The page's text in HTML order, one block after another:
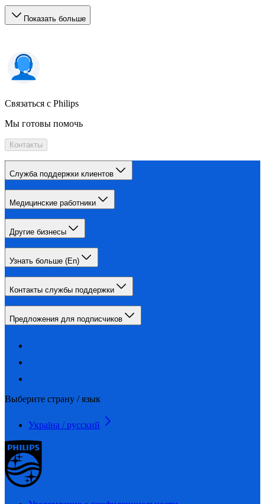
Показать больше
Связаться с Philips
Мы готовы помочь
Контакты
Служба поддержки клиентов
Медицинские работники
Другие бизнесы
Узнать больше (En)
Контакты службы поддержки
Предложения для подписчиков
Выберите страну / язык
Україна / русский